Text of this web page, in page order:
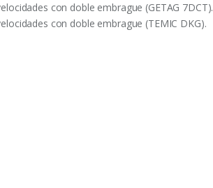
con doble embrague (GETAG 7DCT).
con doble embrague (TEMIC DKG).